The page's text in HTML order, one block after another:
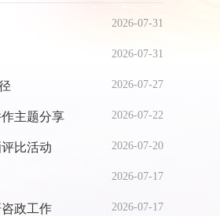
2026-07-31
2026-07-31
2026-07-27
2026-07-22
主题分享
2026-07-20
比活动
2026-07-17
2026-07-17
政工作